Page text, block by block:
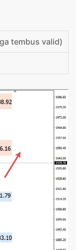
tembus valid)